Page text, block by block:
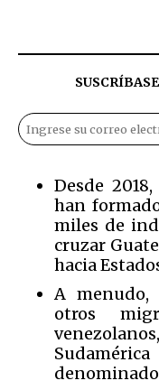
Desde
han
miles de
cruzar
hacia
A menudo,
otros